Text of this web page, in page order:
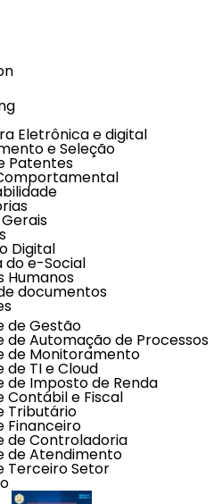
Eletrônica e digital
e Seleção
Patentes
Digital
do e-Social
Humanos
documentos
de Gestão
de Automação de Processos
de Monitoramento
de TI e Cloud
de Imposto de Renda
Contábil e Fiscal
Tributário
Financeiro
de Controladoria
de Atendimento
Terceiro Setor
Cursos com Pontuação EPC